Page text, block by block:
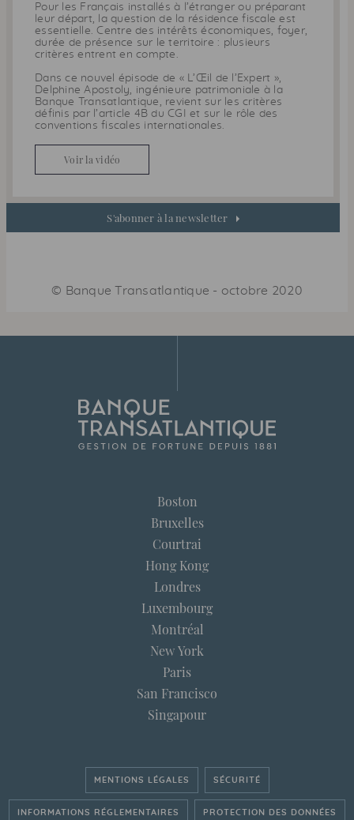
Pour les Français installés à l’étranger ou préparant
leur départ, la question de la résidence fiscale est
essentielle. Centre des intérêts économiques, foyer,
durée de présence sur le territoire : plusieurs
critères entrent en compte.
Dans ce nouvel épisode de « L’Œil de l’Expert »,
Delphine Apostoly, ingénieure patrimoniale à la
Banque Transatlantique, revient sur les critères
définis par l’article 4B du CGI
et sur le rôle des
conventions fiscales internationales.
Voir la vidéo
S'abonner à la newsletter
© Banque Transatlantique - octobre 2020
Boston
Bruxelles
Courtrai
Hong Kong
Londres
Luxembourg
Montréal
New York
Paris
San Francisco
Singapour
MENTIONS LÉGALES SÉCURITÉ
INFORMATIONS RÉGLEMENTAIRES PROTECTION DES DONNÉES